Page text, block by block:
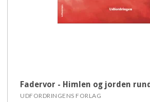
Fadervor - Himlen og jorden
UDFORDRINGENS FORLAG